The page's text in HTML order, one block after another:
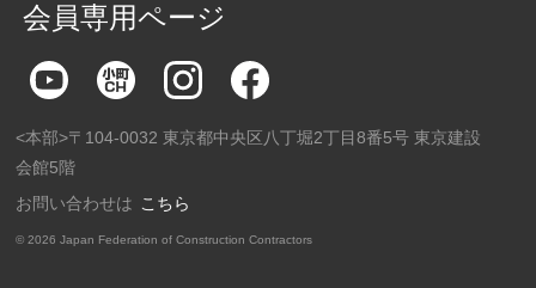
会員専用ページ
<本部>〒104-0032 東京都中央区八丁堀2丁目8番5号 東京建設
会館5階
お問い合わせは こちら
©2026 Japan Federation of Construction Contractors